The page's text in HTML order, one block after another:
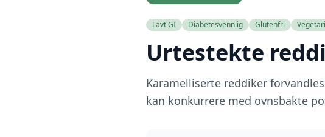
Lavt GI Diabetesvennlig Glutenfri
Urtestekte
Karamelliserte reddiker
kan konkurrere med ovnsbakte